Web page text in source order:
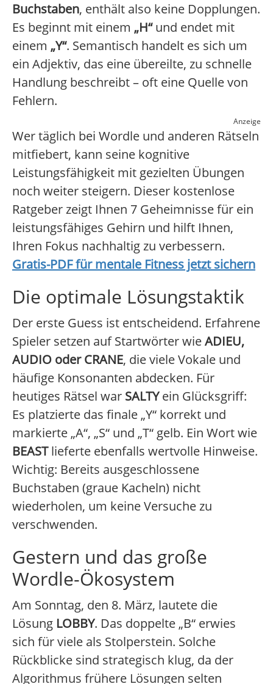
Buchstaben, enthält also keine Dopplungen.
Es beginnt mit einem „H“und endet mit
einem „Y“. Semantisch handelt es sich um
ein Adjektiv, das eine übereilte, zu schnelle
Handlung beschreibt – oft eine Quelle von
Fehlern.
Anzeige
Wer täglich bei Wordle und anderen Rätseln
mitfiebert, kann seine kognitive
Leistungsfähigkeit mit gezielten Übungen
noch weiter steigern. Dieser kostenlose
Ratgeber zeigt Ihnen 7 Geheimnisse für ein
leistungsfähiges Gehirn und hilft Ihnen,
Ihren Fokus nachhaltig zu verbessern.
Gratis-PDF für mentale Fitness jetzt sichern
Die optimale Lösungstaktik
Der erste Guess ist entscheidend. Erfahrene
Spieler setzen auf Startwörter wieADIEU,
AUDIO oder CRANE, die viele Vokale und
häufige Konsonanten abdecken. Für
heutiges Rätsel war SALTYein Glücksgriff:
Es platzierte das finale „Y“ korrekt und
markierte „A“, „S“ und „T“ gelb. Ein Wort wie
BEASTlieferte ebenfalls wertvolle Hinweise.
Wichtig: Bereits ausgeschlossene
Buchstaben (graue Kacheln) nicht
wiederholen, um keine Versuche zu
verschwenden.
Gestern und das große
Wordle-Ökosystem
Am Sonntag, den 8. März, lautete die
Lösung LOBBY. Das doppelte „B“ erwies
sich für viele als Stolperstein. Solche
Rückblicke sind strategisch klug, da der
Algorithmus frühere Lösungen selten